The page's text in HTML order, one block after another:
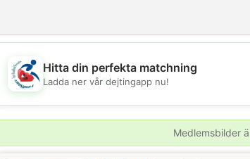
💖
Hitta din perfekta matchning
Ladda ner vår dejtingapp nu!
Medlemsbilder